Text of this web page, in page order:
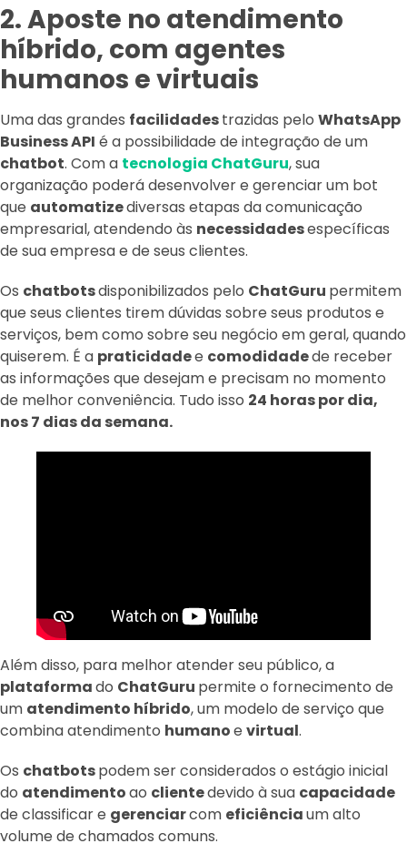
2. Aposte no atendimento
híbrido, com agentes
humanos e virtuais
Uma das grandes facilidadestrazidas pelo WhatsApp
Business API é a possibilidade de integração de um
chatbot. Com a tecnologia ChatGuru, sua
organização poderá desenvolver e gerenciar um bot
que automatizediversas etapas da comunicação
empresarial, atendendo às necessidadesespecíficas
de sua empresa e de seus clientes.
Os chatbotsdisponibilizados pelo ChatGuru permitem
que seus clientes tirem dúvidas sobre seus produtos e
serviços, bem como sobre seu negócio em geral, quando
quiserem. É a praticidadee comodidadede receber
as informações que desejam e precisam no momento
de melhor conveniência. Tudo isso 24 horas por dia,
nos 7 dias da semana.
Além disso, para melhor atender seu público, a
plataformado ChatGuru permite o fornecimento de
um atendimento híbrido, um modelo de serviço que
combina atendimento humanoe virtual.
Os chatbotspodem ser considerados o estágio inicial
do atendimentoao clientedevido à sua capacidade
de classificar e gerenciarcom eficiênciaum alto
volume de chamados comuns.